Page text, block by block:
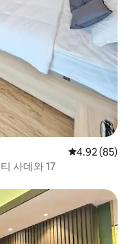
평점 4.92점(5
4.92 (85)
사데와 17